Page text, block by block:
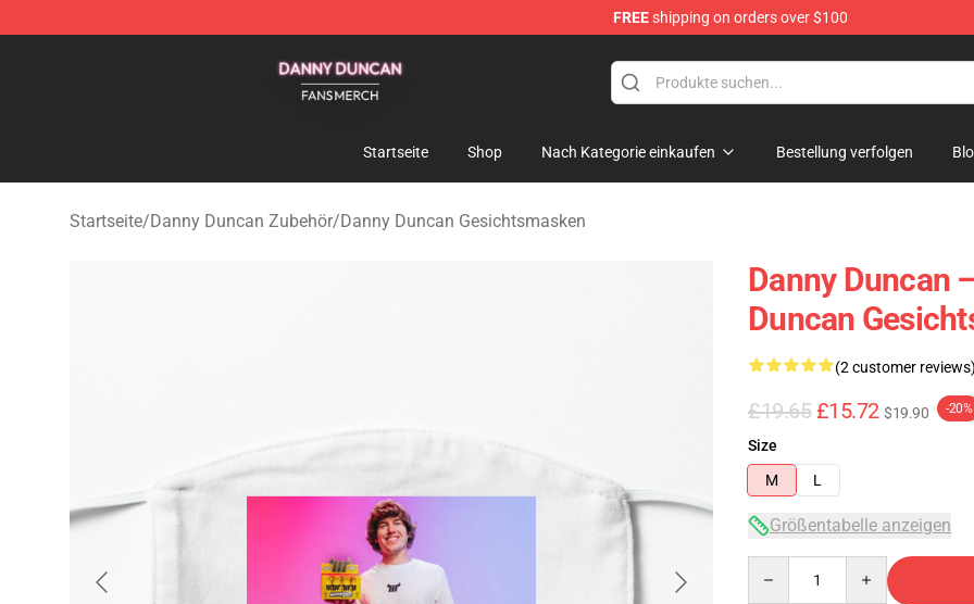
FREEshipping on orders over $100
Startseite Shop Nach Kategorie einkaufen Bestellung verfolgen
Startseite/Danny Duncan Zubehör/Danny Duncan Gesichtsmasken
Danny Duncan
Duncan
(2 customer reviews)
£19.65 £15.72 $19.90 -20%
Size
M
L
Größentabelle anzeigen